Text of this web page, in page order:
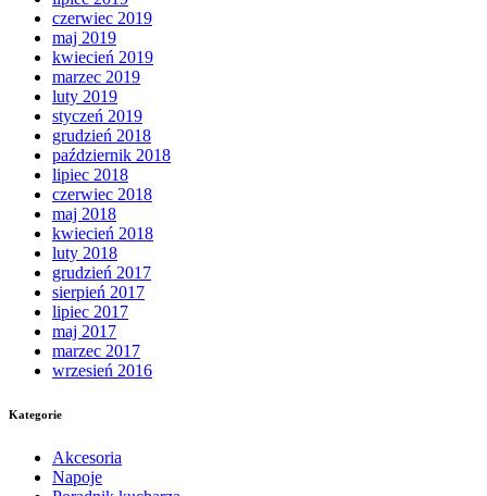
czerwiec 2019
maj 2019
kwiecień 2019
marzec 2019
luty 2019
styczeń 2019
grudzień 2018
październik 2018
lipiec 2018
czerwiec 2018
maj 2018
kwiecień 2018
luty 2018
grudzień 2017
sierpień 2017
lipiec 2017
maj 2017
marzec 2017
wrzesień 2016
Kategorie
Akcesoria
Napoje